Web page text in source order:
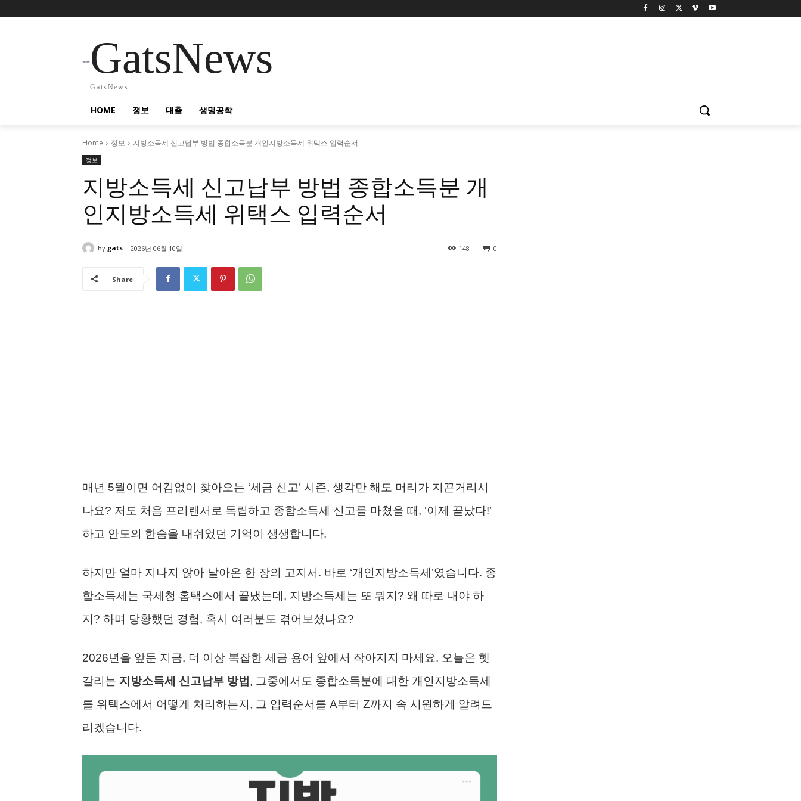
GatsNews
GatsNews
HOME 정보 대출 생명공학
Home 정보 지방소득세 신고납부 방법 종합소득분 개인지방소득세 위택스 입력순서
정보
지방소득세 신고납부 방법 종합소득분 개
인지방소득세 위택스 입력순서
By gats 2026년 06월 10일 0
148
Share
매년 5월이면 어김없이 찾아오는 ‘세금 신고’ 시즌, 생각만 해도 머리가 지끈거리시
나요? 저도 처음 프리랜서로 독립하고 종합소득세 신고를 마쳤을 때, ‘이제 끝났다!’
하고 안도의 한숨을 내쉬었던 기억이 생생합니다.
하지만 얼마 지나지 않아 날아온 한 장의 고지서. 바로 ‘개인지방소득세’였습니다. 종
합소득세는 국세청 홈택스에서 끝냈는데, 지방소득세는 또 뭐지? 왜 따로 내야 하
지? 하며 당황했던 경험, 혹시 여러분도 겪어보셨나요?
2026년을 앞둔 지금, 더 이상 복잡한 세금 용어 앞에서 작아지지 마세요. 오늘은 헷
갈리는 지방소득세 신고납부 방법 , 그중에서도 종합소득분에 대한 개인지방소득세
를 위택스에서 어떻게 처리하는지, 그 입력순서를 A부터 Z까지 속 시원하게 알려드
리겠습니다.